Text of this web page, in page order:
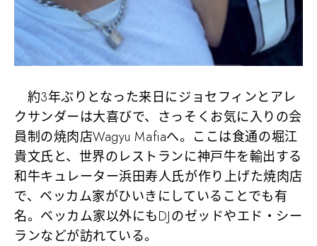
約3年ぶりとなった来日にジョセフィンとアレ
クサンダーは大喜びで、さっそくお気に入りの会
員制の焼肉店Wagyu Mafiaへ。ここは食通の堀江
貴文氏と、世界のレストランに神戸牛を輸出する
和牛キュレーター浜田寿人氏が作り上げた焼肉店
で、ベッカム家がひいきにしていることでも有
名。ベッカム家以外にもDJのゼッドやエド・シー
ランなどが訪れている。